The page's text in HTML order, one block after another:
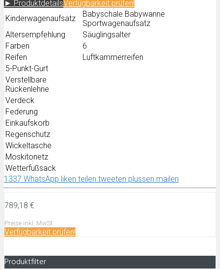
► ProduktdetailsVerfügbarkeit prüfen!
Kinderwagenaufsatz
Babyschale Babywanne
Sportwagenaufsatz
Altersempfehlung
Säuglingsalter
Farben
6
Reifen
Luftkammerreifen
5-Punkt-Gurt
Verstellbare
Rückenlehne
Verdeck
Federung
Einkaufskorb
Regenschutz
Wickeltasche
Moskitonetz
Wetterfußsack
1337 WhatsApp liken teilen tweeten plussen mailen
789,18 €
Preise inkl. MwSt
Verfügbarkeit prüfen!
Produktfilter